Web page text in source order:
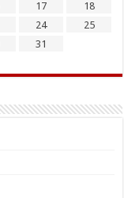
17
18
24
25
31